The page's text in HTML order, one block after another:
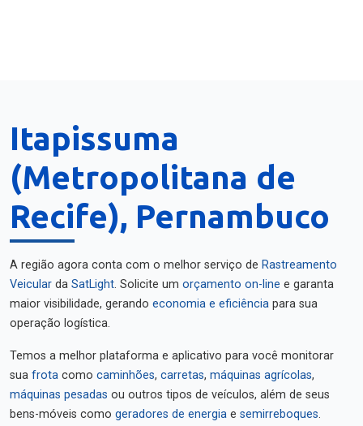
Itapissuma
(Metropolitana de
Recife), Pernambuco
A região agora conta com o melhor serviço de Rastreamento
Veicular da SatLight. Solicite um orçamento on-line e garanta
maior visibilidade, gerando economia e eficiência para sua
operação logística.
Temos a melhor plataforma e aplicativo para você monitorar
sua frota como caminhões, carretas, máquinas agrícolas,
máquinas pesadas ou outros tipos de veículos, além de seus
bens-móveis como geradores de energia e semirreboques.